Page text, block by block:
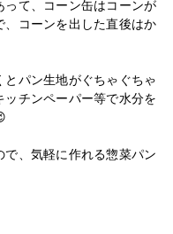
て、コーン缶はコーンが
コーンを出した直後はか
パン生地がぐちゃぐちゃ
チンペーパー等で水分を
、気軽に作れる惣菜パン